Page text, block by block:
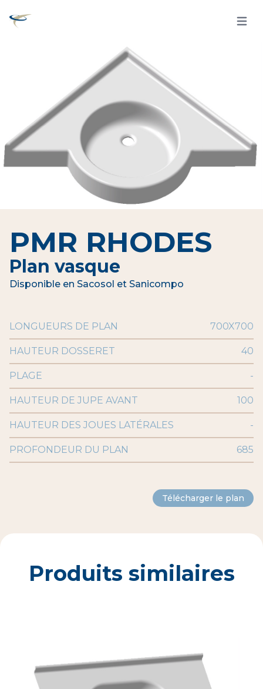
Open
PMR RHODES
Plan vasque
Disponible en Sacosol et Sanicompo
LONGUEURS DE PLAN 700X700
HAUTEUR DOSSERET 40
PLAGE -
HAUTEUR DE JUPE AVANT 100
HAUTEUR DES JOUES LATÉRALES -
PROFONDEUR DU PLAN 685
Télécharger le plan
Produits similaires